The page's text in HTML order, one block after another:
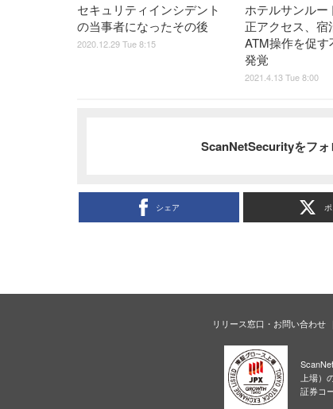
セキュリティインシデント
の当事者になったその後
2020.12.29 Tue 8:15
ホテルサンルー
正アクセス、宿
ATM操作を促
発覚
2021.4.13 Tue 8:00
ScanNetSecurityをフォ
シェア
リリース窓口・お問い合わせ
上場）
証券コ